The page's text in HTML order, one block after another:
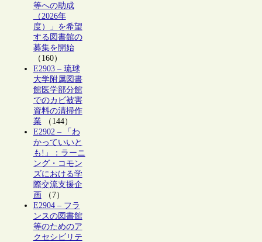
等への助成
（2026年
度）」を希望
する図書館の
募集を開始
（160）
E2903 – 琉球
大学附属図書
館医学部分館
でのカビ被害
資料の清掃作
業（144）
E2902 – 「わ
かっていいと
も!」：ラーニ
ング・コモン
ズにおける学
際交流支援企
画（7）
E2904 – フラ
ンスの図書館
等のためのア
クセシビリテ